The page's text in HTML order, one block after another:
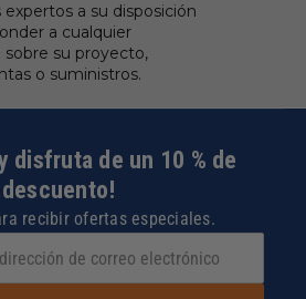
expertos a su disposición
a cualquier
su proyecto,
o suministros.
disfruta de un 10 % de
descuento!
recibir ofertas especiales.